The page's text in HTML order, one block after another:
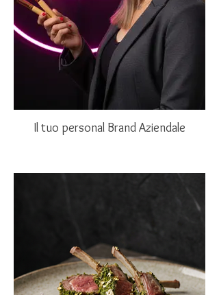
Il tuo personal Brand Aziendale